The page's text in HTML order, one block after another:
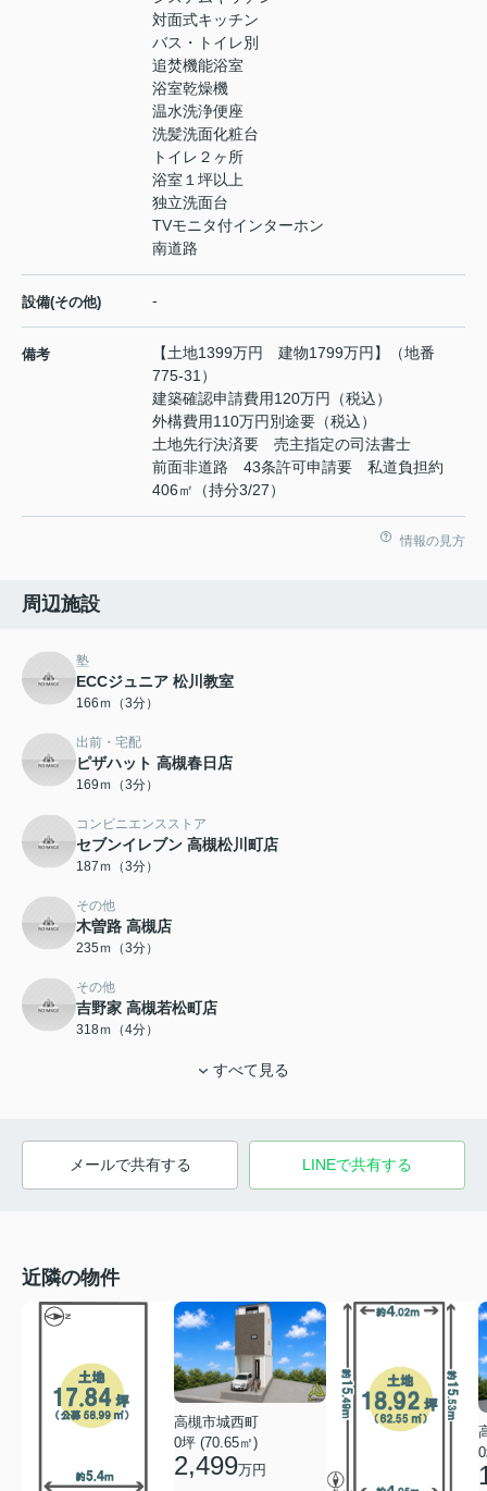
対面式キッチン
バス・トイレ別
追焚機能浴室
浴室乾燥機
温水洗浄便座
洗髪洗面化粧台
トイレ２ヶ所
浴室１坪以上
独立洗面台
TVモニタ付インターホン
南道路
設備(その他) -
備考
【土地1399万円 建物1799万円】（地番
775-31）
建築確認申請費用120万円（税込）
外構費用110万円別途要（税込）
土地先行決済要 売主指定の司法書士
前面非道路 43条許可申請要 私道負担約
406㎡（持分3/27）
情報の見方
周辺施設
塾
ECCジュニア 松川教室
166ｍ（3分）
出前・宅配
ピザハット 高槻春日店
169ｍ（3分）
コンビニエンスストア
セブンイレブン 高槻松川町店
187ｍ（3分）
その他
木曽路 高槻店
235ｍ（3分）
その他
吉野家 高槻若松町店
318ｍ（4分）
すべて見る
メールで共有する LINEで共有する
近隣の物件
高槻市城西町
0坪 (70.65㎡)
2,499万円